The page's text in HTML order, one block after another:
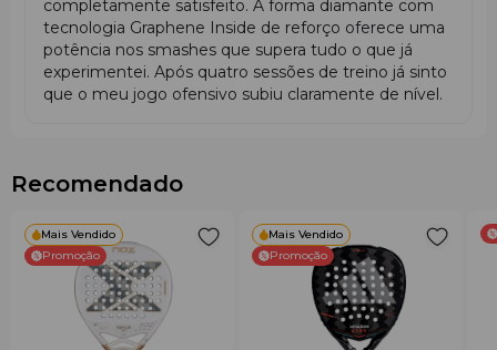
controlo.
Vantagens da Head Coello Pro 2026
Potência explosivanos smashes graças ao
Auxetic 2.0oferece feedback excecional e maior
Extreme Spin
permite gerar spin agressivo.
Soft Cap+ reduz vibrações e aumenta o conforto
do pulso.
Comparação com outros modelos Head
Coello 2026
completamente satisfeito. A forma diamante com
tecnologia Graphene Inside de reforço oferece uma
potência nos smashes que supera tudo o que já
experimentei. Após quatro sessões de treino já sinto
que o meu jogo ofensivo subiu claramente de nível.
Recomendado
Mais Vendido
Promoção
Mais Vendido
Promoção